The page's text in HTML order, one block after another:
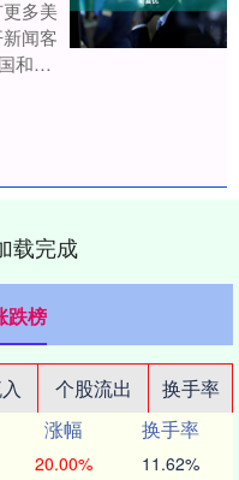
多美
闻客
和以
政军
载完成
跌榜
个股流出
换手率
涨幅
换手率
20.00% 11.62%